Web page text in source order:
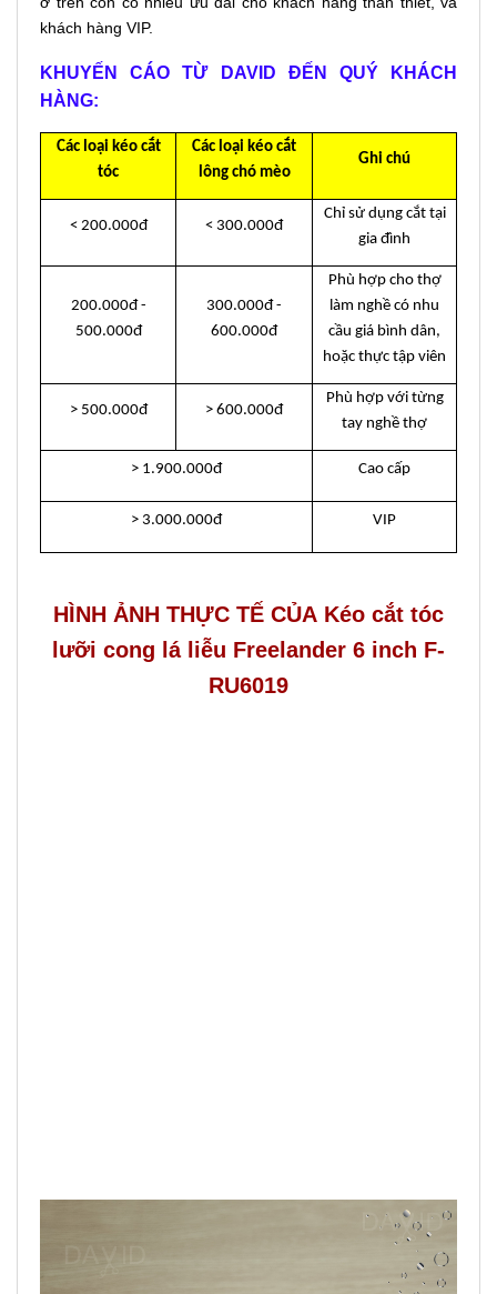
khách hàng VIP.
KHUYẾN CÁO TỪ DAVID ĐẾN QUÝ KHÁCH
HÀNG:
Các loại kéo cắt
tóc
Các loại kéo cắt
lông chó mèo
Ghi chú
< 200.000đ < 300.000đ
Chỉ sử dụng cắt tại
gia đình
200.000đ -
500.000đ
300.000đ -
600.000đ
Phù hợp cho thợ
làm nghề có nhu
cầu giá bình dân,
hoặc thực tập viên
> 500.000đ > 600.000đ
Phù hợp với từng
tay nghề thợ
> 1.900.000đ Cao cấp
> 3.000.000đ VIP
HÌNH ẢNH THỰC TẾ CỦA Kéo cắt tóc
lưỡi cong lá liễu Freelander 6 inch F-
RU6019